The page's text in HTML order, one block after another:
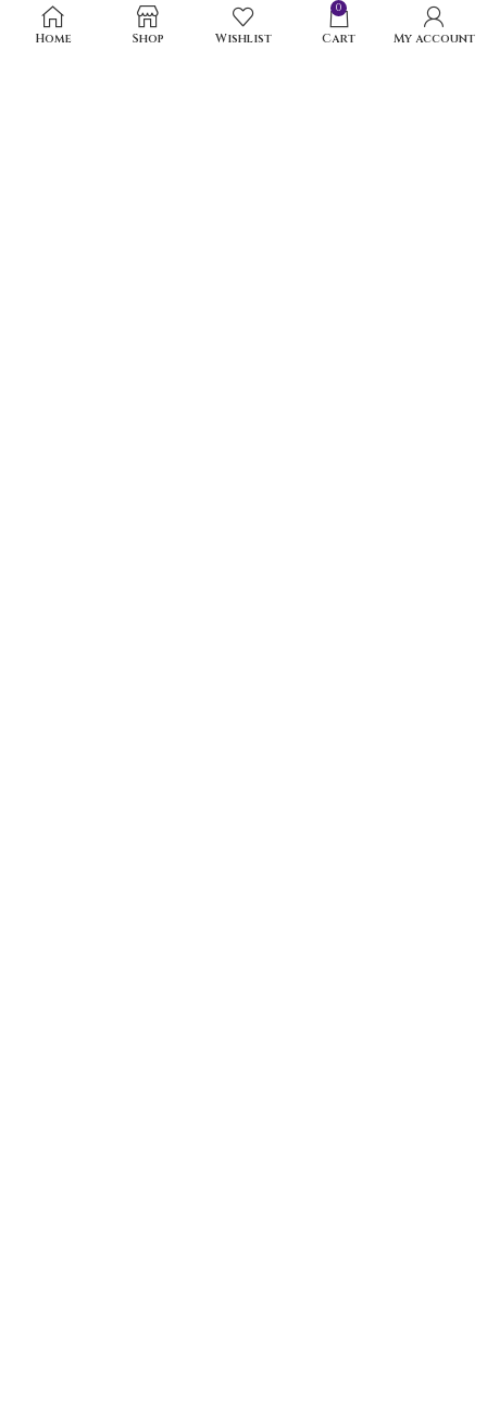
Home Shop Wishlist
0
Cart My account